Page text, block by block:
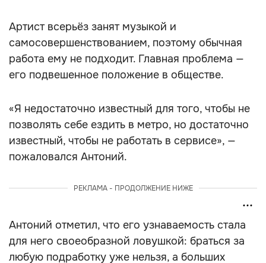
Артист всерьёз занят музыкой и
самосовершенствованием, поэтому обычная
работа ему не подходит. Главная проблема —
его подвешенное положение в обществе.
«Я недостаточно известный для того, чтобы не
позволять себе ездить в метро, но достаточно
известный, чтобы не работать в сервисе», —
пожаловался Антоний.
РЕКЛАМА - ПРОДОЛЖЕНИЕ НИЖЕ
Антоний отметил, что его узнаваемость стала
для него своеобразной ловушкой: браться за
любую подработку уже нельзя, а больших